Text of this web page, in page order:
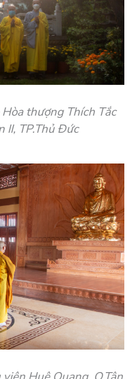
thượng Thích Tắc
II, TP.Thủ Đức